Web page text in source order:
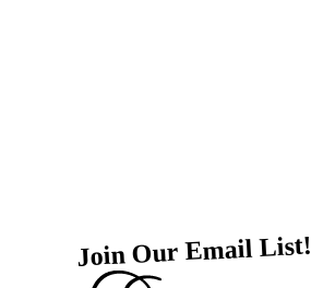
Join Our Email List!